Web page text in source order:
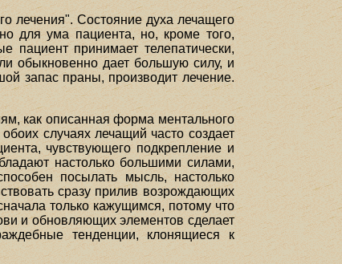
лечения". Состояние духа лечащего
для ума пациента, но, кроме того,
принимает телепатически,
обыкновенно дает большую силу, и
запас праны, производит лечение.
как описанная форма ментального
случаях лечащий часто создает
чувствующего подкрепление и
настолько большими силами,
посылать мысль, настолько
сразу прилив возрождающих
только кажущимся, потому что
и обновляющих элементов сделает
тенденции, клонящиеся к